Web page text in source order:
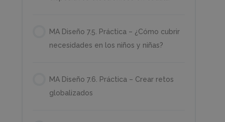
MA Diseño 7.5. Práctica – ¿Cómo cubrir
necesidades en los niños y niñas?
MA Diseño 7.6. Práctica – Crear retos
globalizados